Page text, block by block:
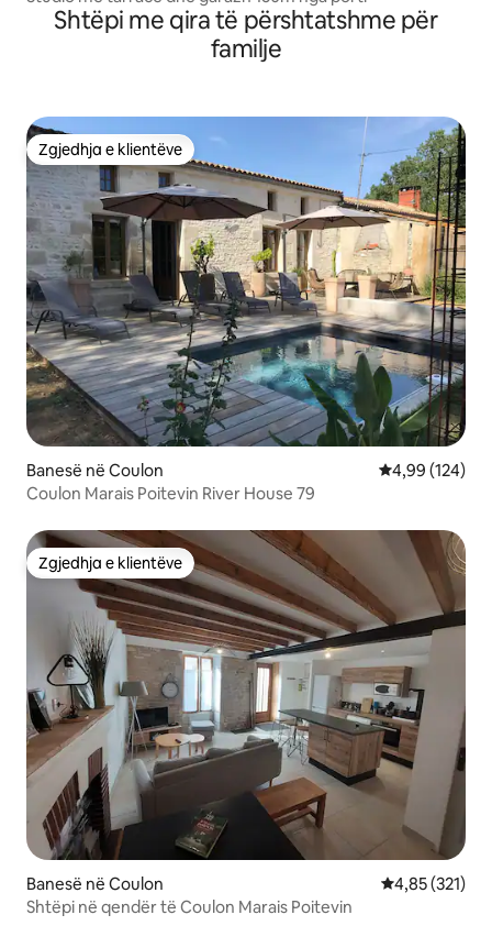
Shtëpi me qira të përshtatshme për
familje
Zgjedhja e klientëve
Zgjedhja e klientëve
Banesë në Coulon Vlerësimi
4,99 (124)
Coulon Marais Poitevin River House 79
Zgjedhja e klientëve
Zgjedhja e klientëve
Banesë në Coulon Vlerësimi
4,85 (321)
Shtëpi në qendër të Coulon Marais Poitevin